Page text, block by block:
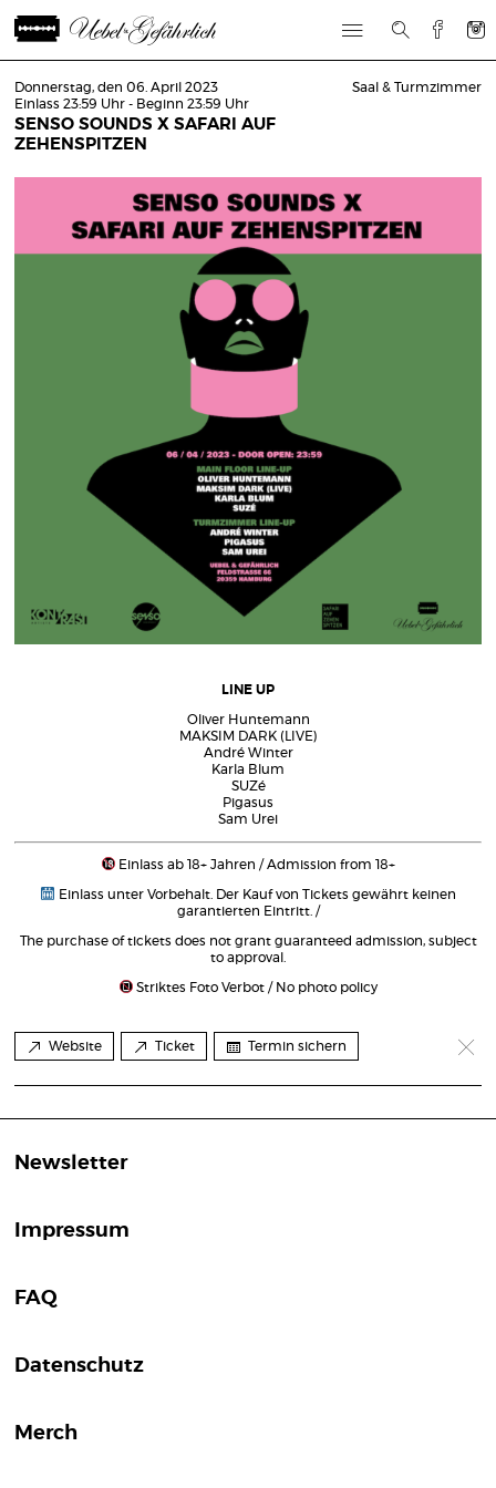
Donnerstag, den 06. April 2023
Einlass 23:59 Uhr - Beginn 23:59 Uhr
SENSO SOUNDS X SAFARI AUF
ZEHENSPITZEN
Saal & Turmzimmer
LINE UP
Oliver Huntemann
MAKSIM DARK (LIVE)
André Winter
Karla Blum
SUZé
Pigasus
Sam Urei
Einlass ab 18+ Jahren / Admission from 18+
Einlass unter Vorbehalt. Der Kauf von Tickets gewährt keinen
garantierten Eintritt. /
The purchase of tickets does not grant guaranteed admission, subject
to approval.
Striktes Foto Verbot / No photo policy
Website Ticket Termin sichern
Newsletter
Impressum
FAQ
Datenschutz
Merch